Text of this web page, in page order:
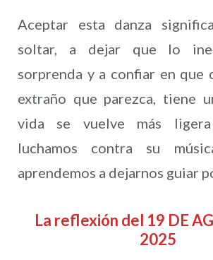
Aceptar esta danza
soltar, a dejar que lo
sorprenda y a confiar en que
extraño que parezca, tiene
vida se vuelve más
luchamos contra su
aprendemos a dejarnos guiar
La reflexión del 19 DE
2025